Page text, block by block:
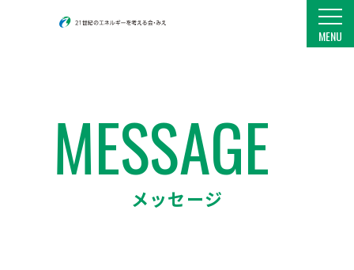
21世紀のエネルギーを考える会・みえ
MENU
MESSAGE
メッセージ